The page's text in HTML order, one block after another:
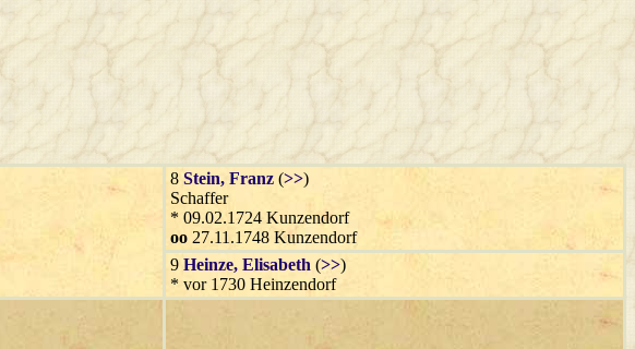
8 Stein, Franz (>>)
Schaffer
* 09.02.1724 Kunzendorf
oo 27.11.1748 Kunzendorf
9 Heinze, Elisabeth (>>)
* vor 1730 Heinzendorf